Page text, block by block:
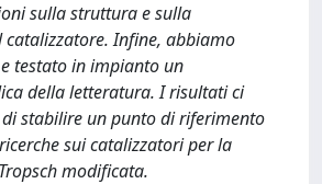
sulla struttura e sulla
catalizzatore. Infine, abbiamo
testato in impianto un
della letteratura. I risultati ci
stabilire un punto di riferimento
sui catalizzatori per la
modificata.